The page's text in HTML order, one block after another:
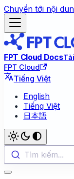
Chuyển tới nội
FPT Cloud Docs
FPT Cloud
Tiếng Việt
English
Tiếng Việt
日本語
Tìm kiếm...